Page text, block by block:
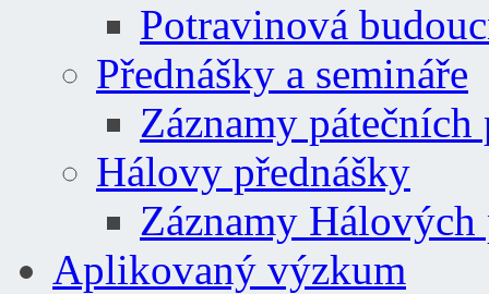
Potravinová
Přednášky a semináře
Záznamy
Hálovy přednášky
Záznamy Hálových
Aplikovaný výzkum